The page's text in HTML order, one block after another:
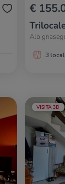
€
3 locali
VISITA 3D